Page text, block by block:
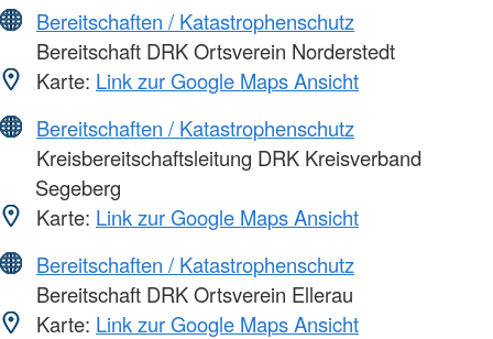
Bereitschaften / Katastrophenschutz
Bereitschaft DRK Ortsverein Norderstedt
Karte: Link zur Google Maps Ansicht
Bereitschaften / Katastrophenschutz
Kreisbereitschaftsleitung DRK Kreisverband
Segeberg
Karte: Link zur Google Maps Ansicht
Bereitschaften / Katastrophenschutz
Bereitschaft DRK Ortsverein Ellerau
Karte: Link zur Google Maps Ansicht